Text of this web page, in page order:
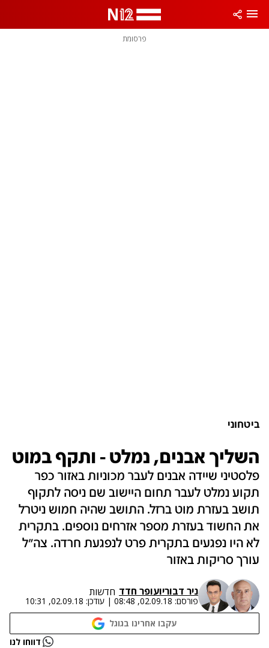
פרסומת
ביטחוני
השליך אבנים, נמלט - ותקף במוט
פלסטיני שיידה אבנים לעבר מכוניות באזור כפר
תקוע נמלט לעבר תחום היישוב שם ניסה לתקוף
תושב בעזרת מוט ברזל. התושב שהיה חמוש ניטרל
את החשוד בעזרת מספר אזרחים נוספים. בתקרית
לא היו נפגעים בתקרית פרט לנפגעת חרדה. צה"ל
עורך סריקות באזור
ניר דבוריועופר חדד חדשות
פורסם: 02.09.18, 08:48
| עודכן: 02.09.18, 10:31
עקבו אחרינו בגוגל
נתקלנו בבעיה דווחו לנו